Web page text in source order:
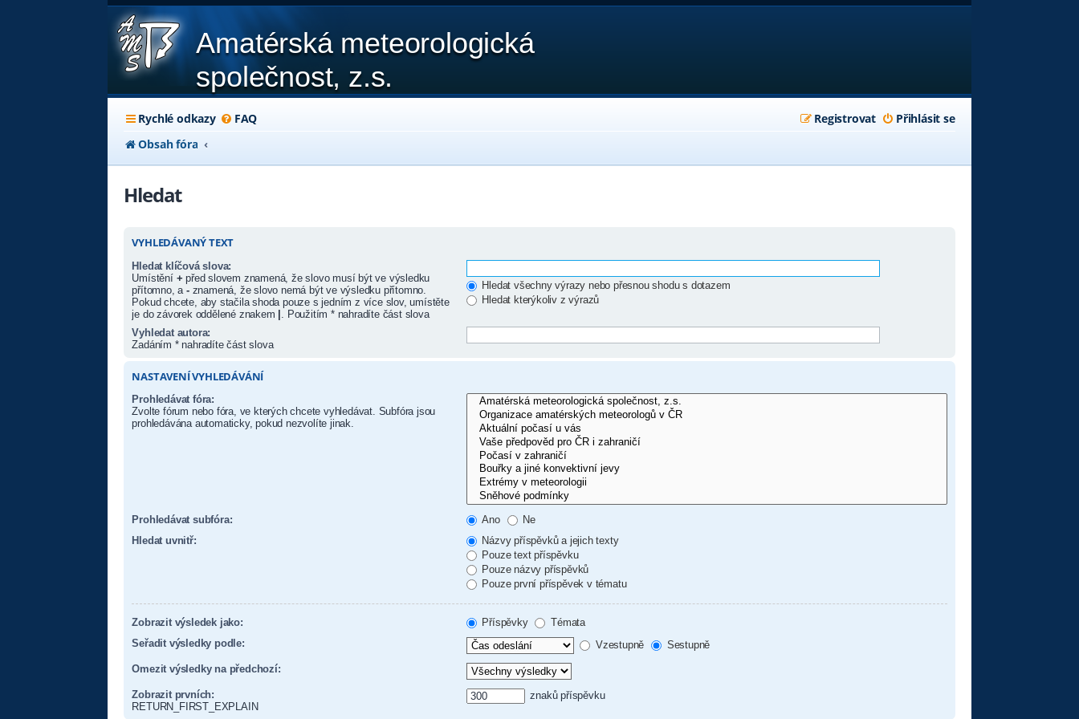
Amatérská meteorologická
společnost, z.s.
Rychlé odkazy FAQ Přihlásit se
Registrovat
Obsah fóra
Hledat
VYHLEDÁVANÝ TEXT
Hledat klíčová slova:
Umístění + před slovem znamená, že slovo musí být ve výsledku
přítomno, a -znamená, že slovo nemá být ve výsledku přítomno.
Pokud chcete, aby stačila shoda pouze s jedním z více slov, umístěte
je do závorek oddělené znakem | . Použitím * nahradíte část slova
Hledat všechny výrazy nebo přesnou shodu s dotazem
Hledat kterýkoliv z výrazů
Vyhledat autora:
Zadáním * nahradíte část slova
NASTAVENÍ VYHLEDÁVÁNÍ
Prohledávat fóra:
Zvolte fórum nebo fóra, ve kterých chcete vyhledávat. Subfóra jsou
prohledávána automaticky, pokud nezvolíte jinak.
Prohledávat subfóra: Ano
Ne
Hledat uvnitř:
Názvy příspěvků a jejich texty
Pouze text příspěvku
Pouze názvy příspěvků
Pouze první příspěvek v tématu
Zobrazit výsledek jako: Příspěvky
Témata
Seřadit výsledky podle:
Vzestupně Sestupně
Omezit výsledky na předchozí:
Zobrazit prvních:
RETURN_FIRST_EXPLAIN
znaků příspěvku